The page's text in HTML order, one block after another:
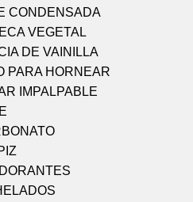
CONDENSADA
VEGETAL
DE VAINILLA
PARA HORNEAR
IMPALPABLE